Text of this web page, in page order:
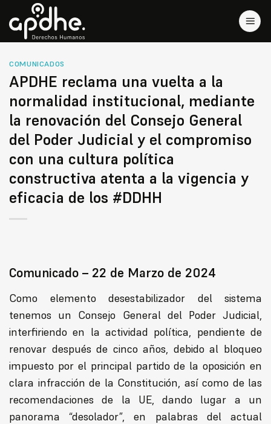
contenido
COMUNICADOS
APDHE reclama una vuelta a la
normalidad institucional, mediante
la renovación del Consejo General
del Poder Judicial y el compromiso
con una cultura política
constructiva atenta a la vigencia y
eficacia de los #DDHH
Comunicado – 22 de Marzo de 2024
Como elemento desestabilizador del sistema
tenemos un Consejo General del Poder Judicial,
interfiriendo en la actividad política, pendiente de
renovar después de cinco años, debido al bloqueo
impuesto por el principal partido de la oposición en
clara infracción de la Constitución, así como de las
recomendaciones de la UE, dando lugar a un
panorama “desolador”, en palabras del actual